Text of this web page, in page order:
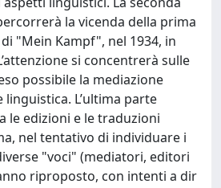
la vicenda della prima
"Mein Kampf", nel 1934, in
si concentrerà sulle
possibile la mediazione
L’ultima parte
le edizioni e le traduzioni
nel tentativo di individuare i
"voci" (mediatori, editori
riproposto, con intenti a dir